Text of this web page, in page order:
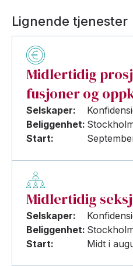
Lignende tjenester
Midlertidig
fusjoner og
Selskaper:
Beliggenhet:
Start:
Midlertidig
Selskaper:
Beliggenhet:
Start:
Midt i